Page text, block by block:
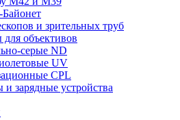
Байонет
и зрительных труб
объективов
серые ND
UV
CPL
зарядные устройства